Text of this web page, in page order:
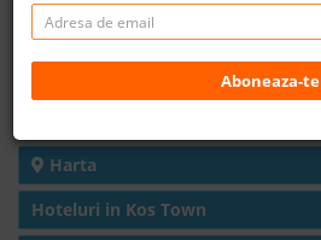
Cazare
Harta
Hoteluri in Kos Town
CONTACT
+40 376 444 888
Aboneaza-te